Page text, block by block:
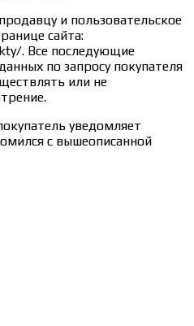
и пользовательское
сайта:
. Все последующие
по запросу покупателя
или не
уведомляет
с вышеописанной